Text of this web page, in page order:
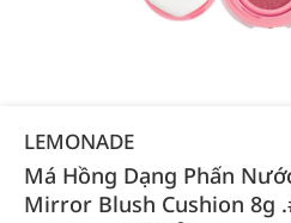
LEMONADE
Má Hồng Dạng Phấn
Mirror Blush Cushion 8g